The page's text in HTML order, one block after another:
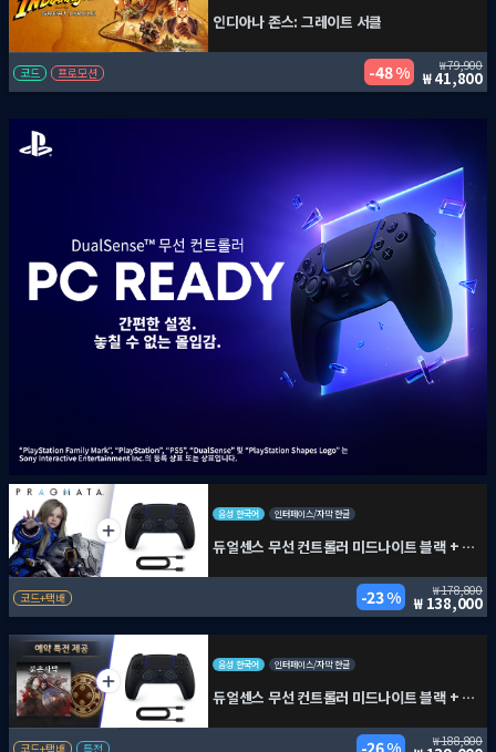
인디아나 존스: 그레이트 서클
코드 프로모션 48 % 79,900
41,800
음성 한국어 인터페이스/자막 한글
듀얼센스 무선 컨트롤러 미드나이트 블랙 + PC용 USB 케이블 + 프래그마타
코드+택배 23 % 178,800
138,000
음성 한국어 인터페이스/자막 한글
듀얼센스 무선 컨트롤러 미드나이트 블랙 + PC용 USB 케이블 + 붉은사막
코드+택배 특전 188,800